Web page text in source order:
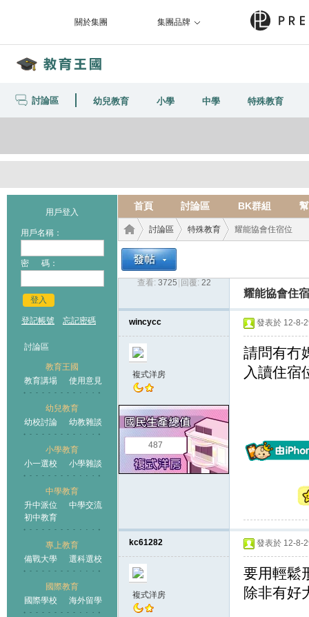
關於集團 集團品牌
討論區 幼兒教育 小學 中學 特殊教育
用戶登入
用戶名稱：
密 碼：
登入
登記帳號 忘記密碼
討論區
教育王國
教育講場
使用意見
幼兒教育
幼校討論
幼教雜談
小學教育
小一選校
小學雜談
中學教育
升中派位
中學交流
初中教育
專上教育
備戰大學
選科選校
國際教育
國際學校
海外留學
首頁 討論區 BK群組
王國
›
討論區
›
特殊教育 耀能協會住宿位
查看: 3725 回覆: 22
耀能協會住
wincycc
複式洋房
487
發表於 12-8-
請問有冇
入讀住宿
kc61282
複式洋房
發表於 12-8-
要用輕鬆
除非有好